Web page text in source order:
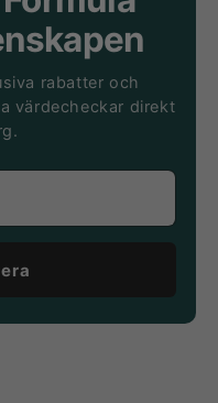
rabatter och
värdecheckar direkt